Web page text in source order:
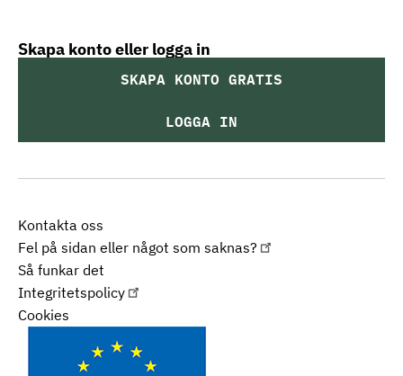
Kontakta oss
Fel på sidan eller något som saknas?
Så funkar det
Integritetspolicy
Cookies
Skapa konto eller logga in
SKAPA KONTO GRATIS
LOGGA IN